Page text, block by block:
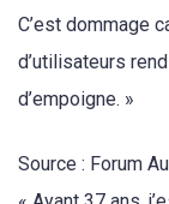
C’est dommage
d’utilisateurs
d’empoigne. »
Source : Forum